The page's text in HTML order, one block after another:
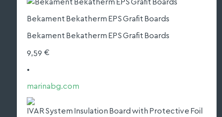
Bekament Bekatherm EPS Grafit Boards
Bekament Bekatherm EPS Grafit Boards
9,59 €
•
marinabg.com